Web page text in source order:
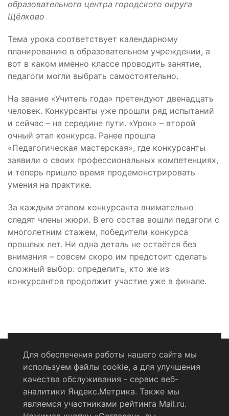
образовательного центра городского округа
Щёлково
Тема урока соответствует календарному
планированию в образовательном учреждении, а
вот в каком именно классе проводить занятие,
педагоги могли выбрать самостоятельно.
На звание «Учитель года» претендуют двенадцать
человек. Конкурсанты уже прошли ряд испытаний
и сейчас – на середине пути. «Урок» – второй
очный этап конкурса. Ранее прошла
«Педагогическая мастерская», где конкурсанты
заявили о своих профессиональных компетенциях,
и теперь пришло время продемонстрировать
умения на практике.
За каждым этапом конкурсанта внимательно
следят члены жюри. В его состав вошли педагоги с
многолетним стажем, победители конкурса
прошлых лет. Ни одна деталь не остаётся без
внимания – совсем скоро им предстоит сделать
сложный выбор: определить, кто же из
конкурсантов продолжит участие уже в финале.
Политика конфиденциальности
Согласие на обработку персональных данных
Для обеспечения работы нашего сайта мы
используем файлы cookie, а для улучшения
качества обслуживания - сервис веб-
аналитики Яндекс.Метрика. Также мы
являемся участниками рейтинга Mail.ru.